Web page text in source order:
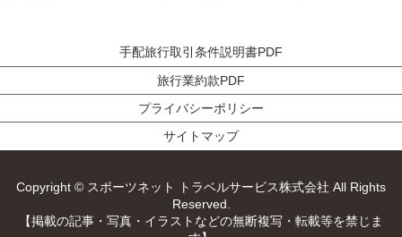
手配旅行取引条件説明書PDF
旅行業約款PDF
プライバシーポリシー
サイトマップ
Copyright © スポーツネット トラベルサービス株式会社 All Rights
Reserved.
【掲載の記事・写真・イラストなどの無断複写・転載等を禁じま